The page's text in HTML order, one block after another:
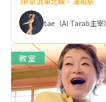
tae（Al Tarab主宰）
教室